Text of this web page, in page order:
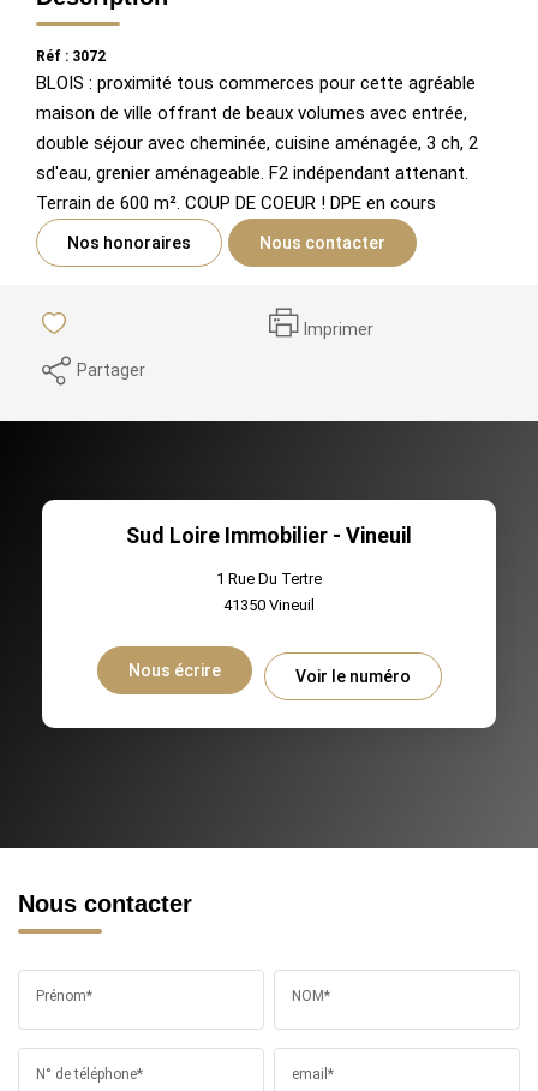
Réf : 3072
BLOIS : proximité tous commerces pour cette agréable
maison de ville offrant de beaux volumes avec entrée,
double séjour avec cheminée, cuisine aménagée, 3 ch, 2
sd'eau, grenier aménageable. F2 indépendant attenant.
Terrain de 600 m². COUP DE COEUR ! DPE en cours
Nos honoraires Nous contacter
Imprimer
Partager
Sud Loire Immobilier - Vineuil
1 Rue Du Tertre
41350 Vineuil
Nous écrire Voir le numéro
Nous contacter
Prénom* NOM*
N° de téléphone* email*